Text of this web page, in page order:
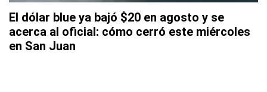
El dólar blue ya bajó $20 en agosto y se
acerca al oficial: cómo cerró este miércoles
en San Juan